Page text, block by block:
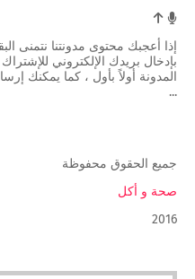
إذا أعجبك محتوى مدونتنا نتمنى
بإدخال بريدك الإلكتروني
المدونة أولاً بأول ، كما يمكنك
...
جميع الحقوق محفوظة
صحة و أكل
2016